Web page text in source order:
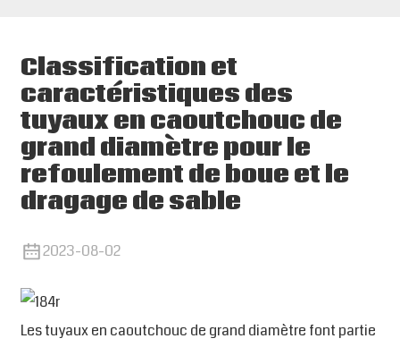
Classification et
caractéristiques des
tuyaux en caoutchouc de
grand diamètre pour le
refoulement de boue et le
dragage de sable
2023-08-02
Les tuyaux en caoutchouc de grand diamètre font partie